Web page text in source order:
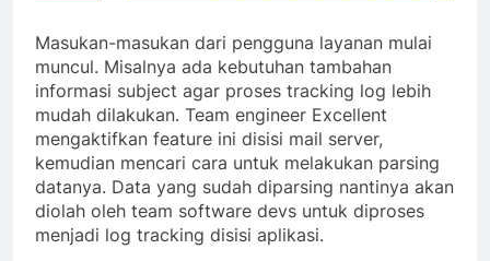
Masukan-masukan dari pengguna layanan mulai
muncul. Misalnya ada kebutuhan tambahan
informasi subject agar proses tracking log lebih
mudah dilakukan. Team engineer Excellent
mengaktifkan feature ini disisi mail server,
kemudian mencari cara untuk melakukan parsing
datanya. Data yang sudah diparsing nantinya akan
diolah oleh team software devs untuk diproses
menjadi log tracking disisi aplikasi.